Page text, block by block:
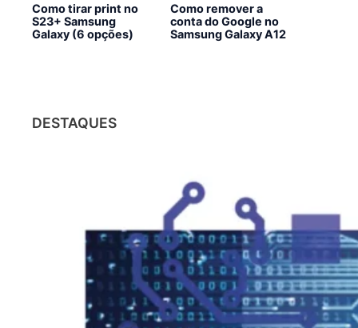
Como tirar print no
S23+ Samsung
Galaxy (6 opções)
Como remover a
conta do Google no
Samsung Galaxy A12
DESTAQUES
O impacto do ChatGPT nas
profissões: o que está em jogo?
31/01/2023